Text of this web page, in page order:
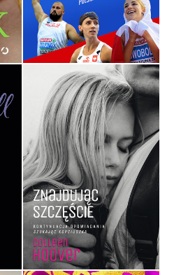
44,99 ZŁ
ZNAJDUJĄC SZCZĘŚCIE
COLLEEN HOOVER
OPRAWA MIĘKKA
29,99 ZŁ